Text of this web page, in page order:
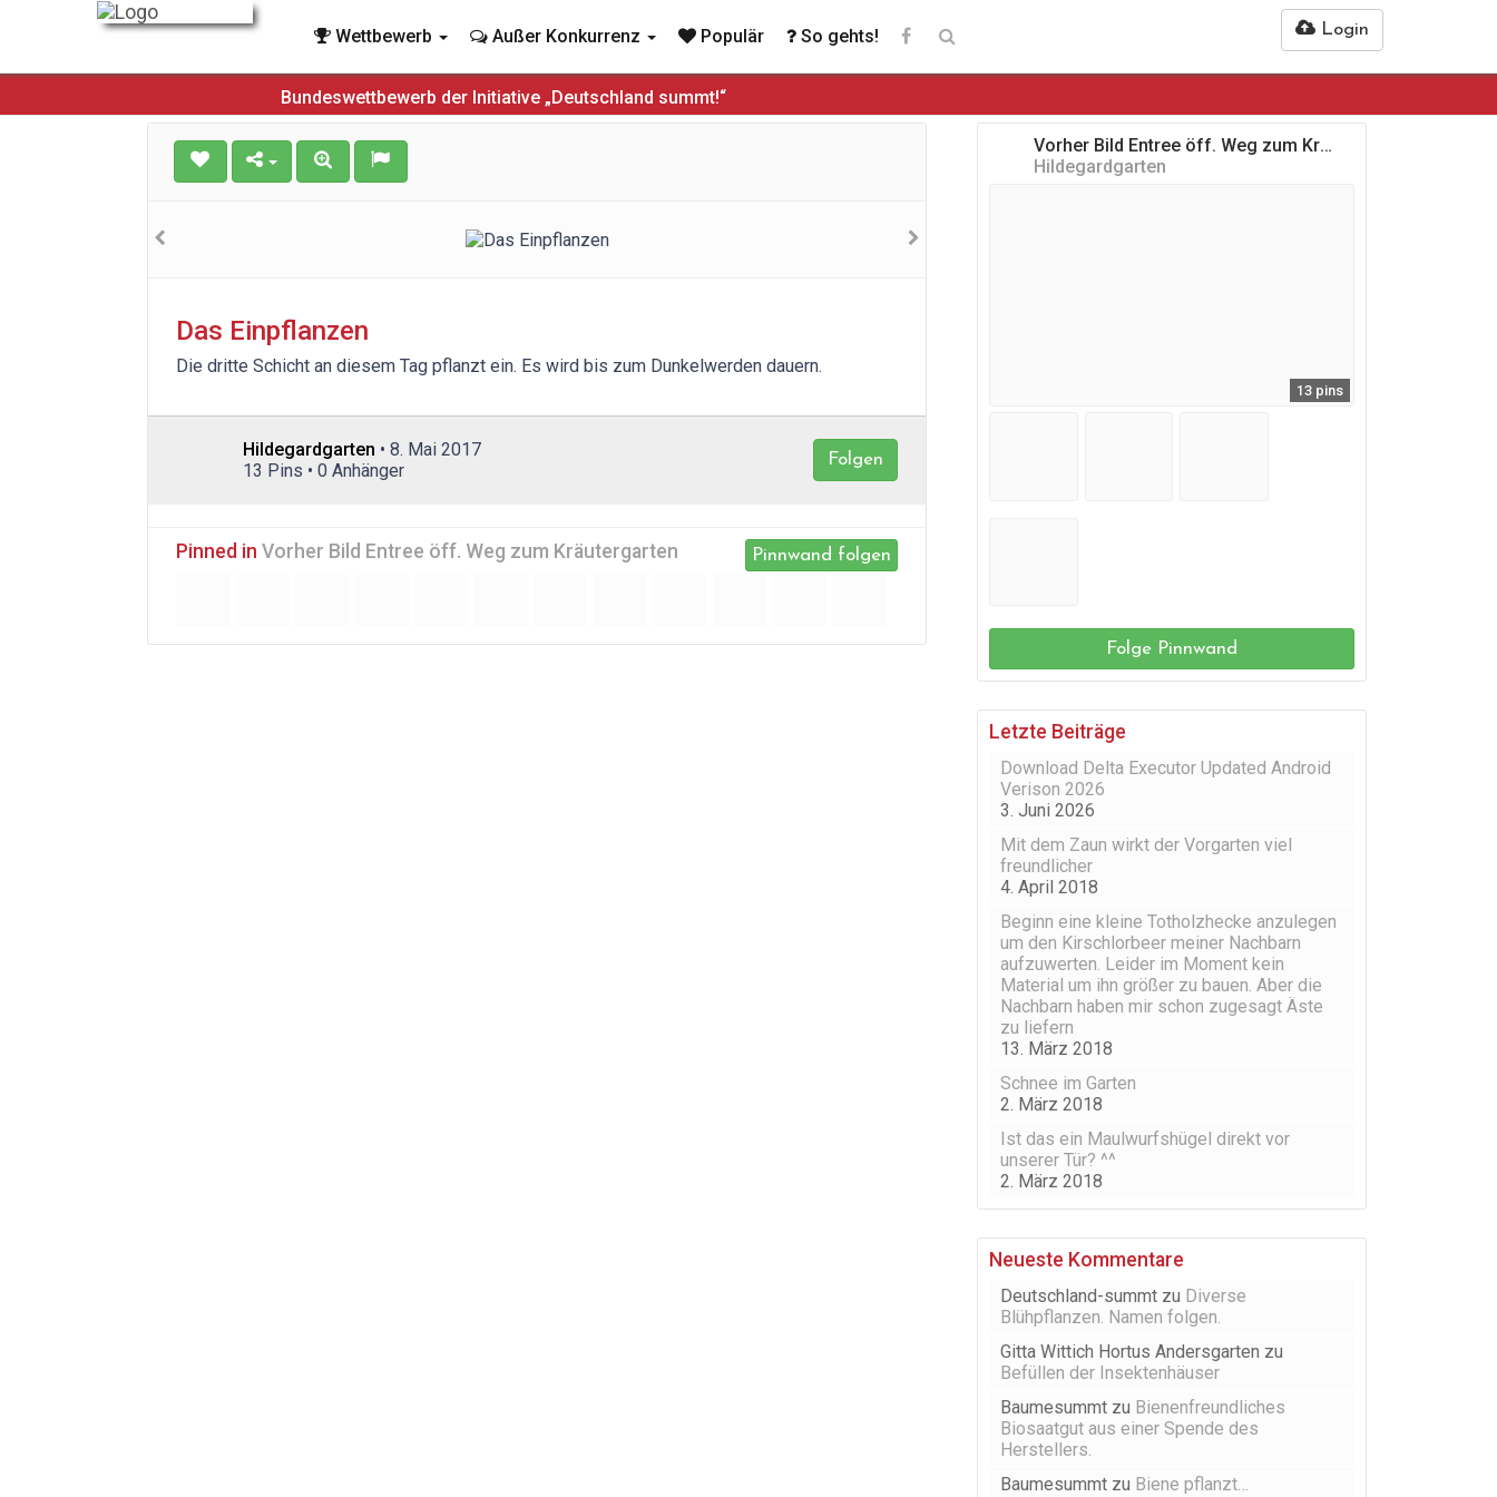
Login
Wettbewerb Außer Konkurrenz Populär So gehts!
Bundeswettbewerb der Initiative „Deutschland summt!“
Das Einpflanzen
Die dritte Schicht an diesem Tag pflanzt ein. Es wird bis zum Dunkelwerden dauern.
Folgen
Hildegardgarten • 8. Mai 2017
13 Pins • 0 Anhänger
Pinnwand folgen
Pinned in Vorher Bild Entree öff. Weg zum Kräutergarten
Vorher Bild Entree öff. Weg zum Kräutergarten
Hildegardgarten
13 pins
Folge Pinnwand
Letzte Beiträge
Download Delta Executor Updated Android
Verison 2026
3. Juni 2026
Mit dem Zaun wirkt der Vorgarten viel
freundlicher
4. April 2018
Beginn eine kleine Totholzhecke anzulegen
um den Kirschlorbeer meiner Nachbarn
aufzuwerten. Leider im Moment kein
Material um ihn größer zu bauen. Aber die
Nachbarn haben mir schon zugesagt Äste
zu liefern
13. März 2018
Schnee im Garten
2. März 2018
Ist das ein Maulwurfshügel direkt vor
unserer Tür? ^^
2. März 2018
Neueste Kommentare
Deutschland-summt zu Diverse
Blühpflanzen. Namen folgen.
Gitta Wittich Hortus Andersgarten zu
Befüllen der Insektenhäuser
Baumesummt zu Bienenfreundliches
Biosaatgut aus einer Spende des
Herstellers.
Baumesummt zu Biene pflanzt…